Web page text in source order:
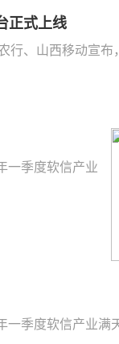
正式上线
行、山西移动宣布
一季度软信产业
季度软信产业满